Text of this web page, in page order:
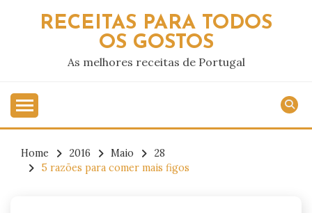
RECEITAS PARA TODOS
OS GOSTOS
As melhores receitas de Portugal
Home 2016 Maio
28
5 razões para comer mais figos